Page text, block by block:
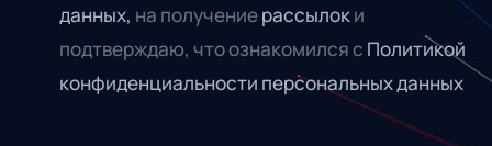
данных, на получениерассылоки
подтверждаю, что ознакомился с Политикой
конфиденциальности персональных данных